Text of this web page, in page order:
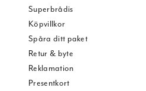
Superbrådis
Köpvillkor
Spåra ditt paket
Retur & byte
Reklamation
Presentkort